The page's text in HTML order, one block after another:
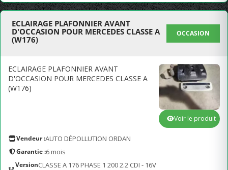
ECLAIRAGE PLAFONNIER AVANT
D'OCCASION POUR MERCEDES CLASSE A
(W176)
OCCASION
ECLAIRAGE PLAFONNIER AVANT
D'OCCASION POUR MERCEDES CLASSE A
(W176)
Vendeur :AUTO DÉPOLLUTION ORDAN
Garantie :6 mois
VersionCLASSE A 176 PHASE 1 200 2.2 CDI - 16V
Voir le produit